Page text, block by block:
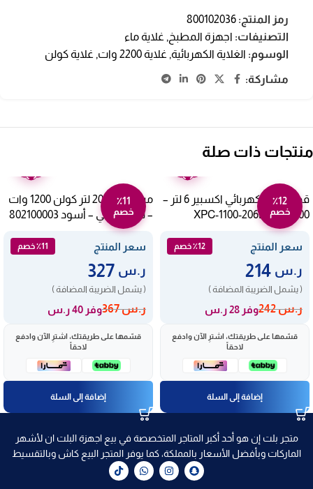
رمز المنتج: 800102036
التصنيفات: اجهزة المطبخ , غلاية ماء
الوسوم: الغلاية الكهربائية, غلاية 2200 وات , غلاية كولن
مشاركة:
منتجات ذات صلة
٪12
خصم
قدر ضغط كهربائي اكسبير 6 لتر –
1000 وات XPC-1100-206L
سعر المنتج ٪12 خصم
ر.س
( يشمل الضريبة المضافة )
ر.س242 وفر 28 ر.س
قسّمها على طريقتك، اشترِ الآن وادفع
لاحقاً
إضافة إلى السلة
٪11
خصم
ميكروويف 20 لتر كولن 1200 وات
– تحكم رقمي – أسود 802100003
سعر المنتج ٪11 خصم
ر.س
( يشمل الضريبة المضافة )
ر.س367 وفر 40 ر.س
قسّمها على طريقتك، اشترِ الآن وادفع
لاحقاً
إضافة إلى السلة
متجر بلت إن هو أحد أكبر المتاجر المتخصصة في بيع اجهزة البلت ان لأشهر
الماركات وبأفضل الأسعار بالمملكة، كما يوفر المتجر البيع كاش وبالتقسيط